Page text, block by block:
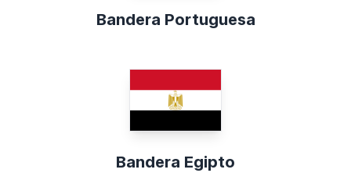
Bandera Portuguesa
Bandera Egipto